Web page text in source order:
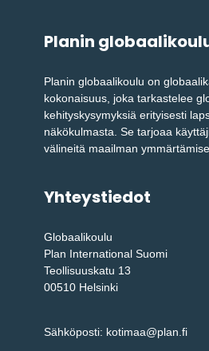
Planin
Planin globaalikoulu on
kokonaisuus, joka tarkastelee
kehityskysymyksiä erityisesti
näkökulmasta. Se tarjoaa
välineitä maailman
Yhteystiedot
Globaalikoulu
Plan International Suomi
Teollisuuskatu 13
00510 Helsinki
Sähköposti: kotimaa@plan.fi